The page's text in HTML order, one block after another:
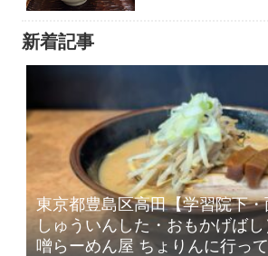
新着記事
東京都豊島区高田【学習院下
しゅういんした・おもかげば
噌らーめん屋 ちょりんに行っ